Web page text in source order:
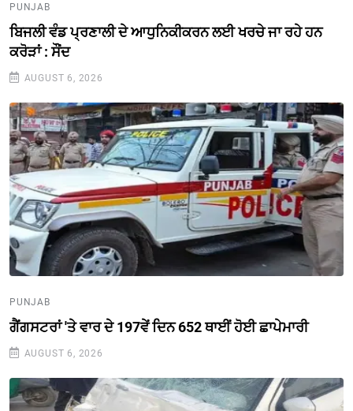
PUNJAB
ਬਿਜਲੀ ਵੰਡ ਪ੍ਰਣਾਲੀ ਦੇ ਆਧੁਨਿਕੀਕਰਨ ਲਈ ਖਰਚੇ ਜਾ ਰਹੇ ਹਨ
ਕਰੋੜਾਂ : ਸੌਂਦ
AUGUST 6, 2026
PUNJAB
ਗੈਂਗਸਟਰਾਂ 'ਤੇ ਵਾਰ ਦੇ 197ਵੇਂ ਦਿਨ 652 ਥਾਈਂ ਹੋਈ ਛਾਪੇਮਾਰੀ
AUGUST 6, 2026